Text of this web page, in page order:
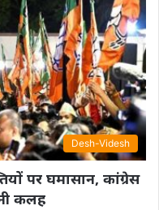
Desh-Videsh
पर घमासान, कांग्रेस
कलह